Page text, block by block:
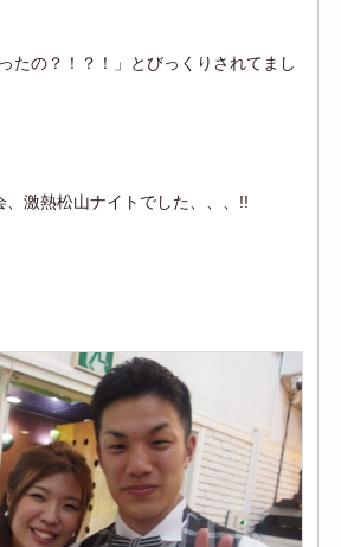
たの？！？！」とびっくりされてまし
、激熱松山ナイトでした、、、!!